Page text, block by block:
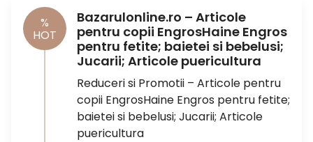
%
HOT
Bazarulonline.ro – Articole
pentru copii EngrosHaine Engros
pentru fetite; baietei si bebelusi;
Jucarii; Articole puericultura
Reduceri si Promotii – Articole pentru
copii EngrosHaine Engros pentru fetite;
baietei si bebelusi; Jucarii; Articole
puericultura